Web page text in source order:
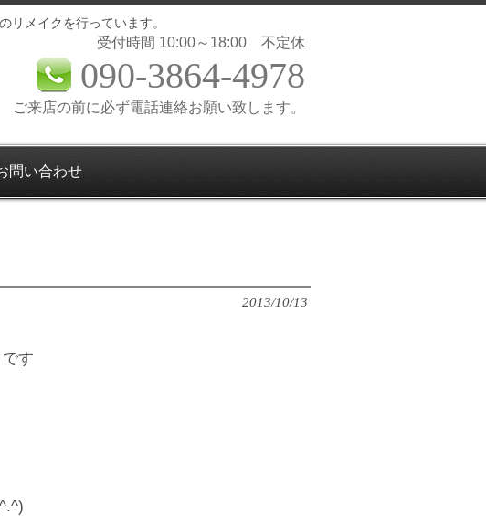
リメイクを行っています。
受付時間 10:00～18:00 不定休
090-3864-4978
ご来店の前に必ず電話連絡お願い致します。
問い合わせ
2013/10/13
す